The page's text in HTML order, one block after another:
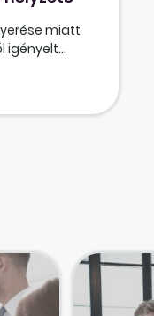
miatt
igényelt...